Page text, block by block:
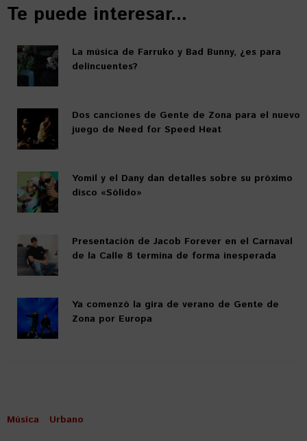
Te puede interesar...
La música de Farruko y Bad Bunny, ¿es para
delincuentes?
Dos canciones de Gente de Zona para el nuevo
juego de Need for Speed Heat
Yomil y el Dany dan detalles sobre su próximo
disco «Sólido»
Presentación de Jacob Forever en el Carnaval
de la Calle 8 termina de forma inesperada
Ya comenzó la gira de verano de Gente de
Zona por Europa
Música Urbano